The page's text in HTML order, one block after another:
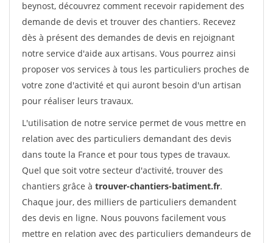
beynost, découvrez comment recevoir rapidement des
demande de devis et trouver des chantiers. Recevez
dès à présent des demandes de devis en rejoignant
notre service d'aide aux artisans. Vous pourrez ainsi
proposer vos services à tous les particuliers proches de
votre zone d'activité et qui auront besoin d'un artisan
pour réaliser leurs travaux.
L'utilisation de notre service permet de vous mettre en
relation avec des particuliers demandant des devis
dans toute la France et pour tous types de travaux.
Quel que soit votre secteur d'activité, trouver des
chantiers grâce à trouver-chantiers-batiment.fr.
Chaque jour, des milliers de particuliers demandent
des devis en ligne. Nous pouvons facilement vous
mettre en relation avec des particuliers demandeurs de